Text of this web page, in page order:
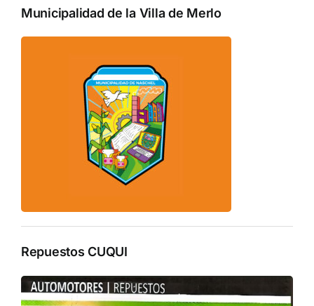
Municipalidad de la Villa de Merlo
Repuestos CUQUI